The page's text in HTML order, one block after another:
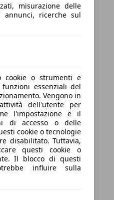
misurazione delle
ricerche sul
cookie o strumenti e
essenziali del
Vengono in
dell'utente per
l'impostazione e il
di accesso o delle
cookie o tecnologie
disabilitato. Tuttavia,
questi cookie o
Il blocco di questi
influire sulla